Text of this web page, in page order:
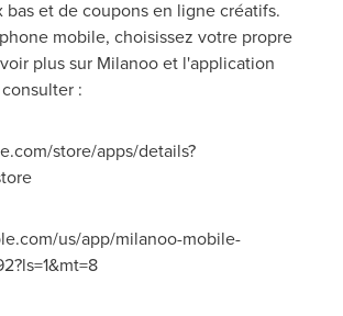
et de coupons en ligne créatifs.
mobile, choisissez votre propre
plus sur Milanoo et l'application
:
store/apps/details?
us/app/milanoo-mobile-